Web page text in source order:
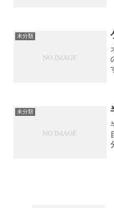
未分類
未分類